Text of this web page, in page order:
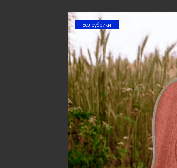
Без рубрики